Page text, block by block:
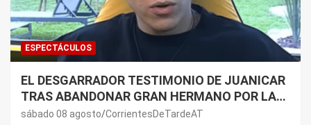
ESPECTÁCULOS
EL DESGARRADOR TESTIMONIO DE JUANICAR
TRAS ABANDONAR GRAN HERMANO POR LA
SALUD DE SU MAMÁ.
sábado 08 agosto CorrientesDeTardeAT